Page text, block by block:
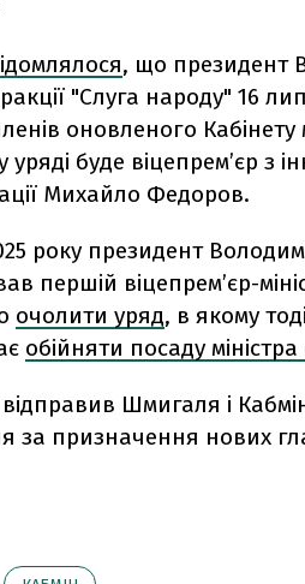
, що президент
"Слуга народу" 16
оновленого
буде віцепремʼєр з
Михайло Федоров.
року президент
першій віцепремʼєр-
очолити уряд, в якому
обійняти посаду
Шмигаля і
за призначення нових